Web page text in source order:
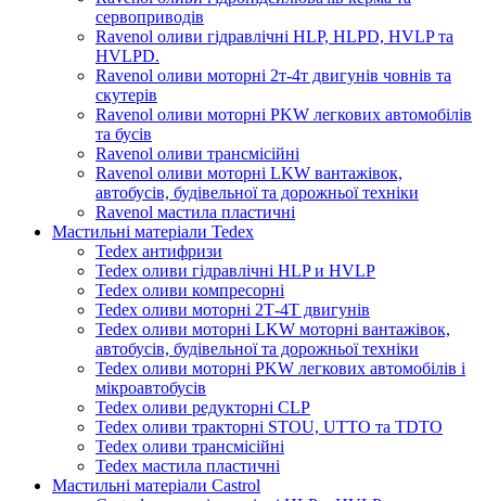
сервоприводів
Ravenol оливи гідравлічні HLP, HLPD, HVLP та
HVLPD.
Ravenol оливи моторні 2т-4т двигунів човнів та
скутерів
Ravenol оливи моторні PKW легкових автомобілів
та бусів
Ravenol оливи трансмісійні
Ravenol оливи моторні LKW вантажівок,
автобусів, будівельної та дорожньої техніки
Ravenol мастила пластичні
Мастильні матеріали Tedex
Tedex антифризи
Tedex оливи гідравлічні HLP и HVLP
Tedex оливи компресорні
Tedex оливи моторні 2Т-4Т двигунів
Tedex оливи моторні LKW моторні вантажівок,
автобусів, будівельної та дорожньої техніки
Tedex оливи моторні PKW легкових автомобілів і
мікроавтобусів
Tedex оливи редукторні CLP
Tedex оливи тракторні STOU, UTTO та TDTO
Tedex оливи трансмісійні
Tedex мастила пластичні
Мастильні матеріали Castrol